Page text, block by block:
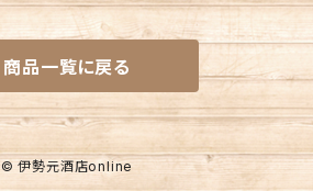
商品一覧に戻る
© 伊勢元酒店online